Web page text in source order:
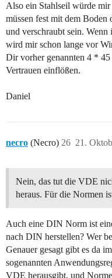
Also ein Stahlseil würde
müssen fest mit dem
und verschraubt sein. Wenn
wird mir schon lange vor
Dir vorher genannten 4 *
Vertrauen einflößen.
Daniel
necro (Necro) 21.
26
Nein, das tut die VDE
heraus. Für die Normen
Auch eine DIN Norm ist
nach DIN herstellen? Wer
Genauer gesagt gibt es da
sogenannten
VDE herausgibt, und